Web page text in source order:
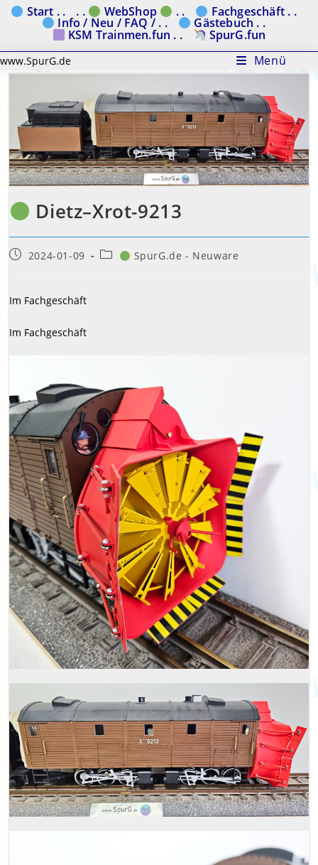
Zum Start . . . . WebShop . . Fachgeschäft . .
Info / Neu / FAQ / . . Gästebuch . .
KSM Trainmen.fun . . SpurG.fun
www.SpurG.de Menü
Dietz–Xrot-9213
Beitrag2024-01-09
Beitrags-SpurG.de - Neuware
Im Fachgeschäft
Im Fachgeschäft